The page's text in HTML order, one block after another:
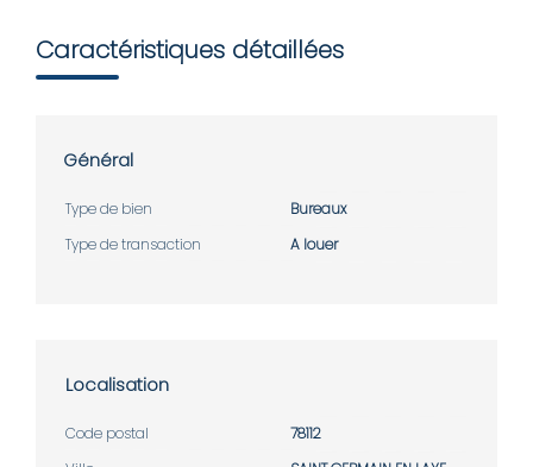
Caractéristiques détaillées
Général
Type de bien
Bureaux
Type de transaction
A louer
Localisation
Code postal
78112